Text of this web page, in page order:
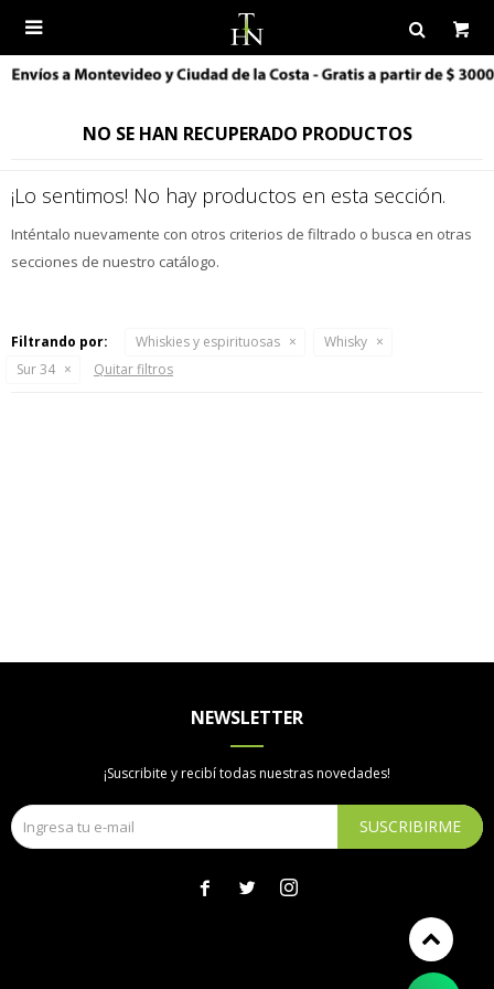

NO SE HAN RECUPERADO PRODUCTOS
¡Lo sentimos! No hay productos en esta sección.
Inténtalo nuevamente con otros criterios de filtrado o busca en otras
secciones de nuestro catálogo.
Filtrando por: Whiskies y espirituosas
Whisky
Sur 34
Quitar filtros
NEWSLETTER
¡Suscribite y recibí todas nuestras novedades!
SUSCRIBIRME
  